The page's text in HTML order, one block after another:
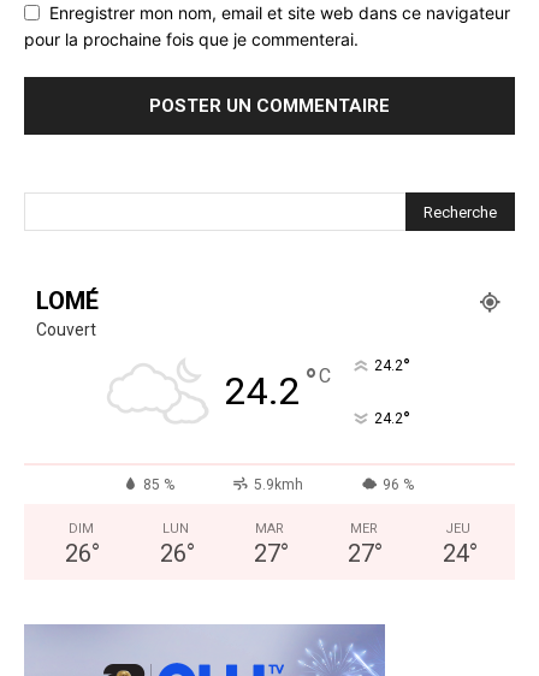
Enregistrer mon nom, email et site web dans ce navigateur
pour la prochaine fois que je commenterai.
LOMÉ
Couvert
24.2 °C 24.2°
24.2°
85 % 5.9kmh 96 %
DIM
26°
LUN
26°
MAR
27°
MER
27°
JEU
24°